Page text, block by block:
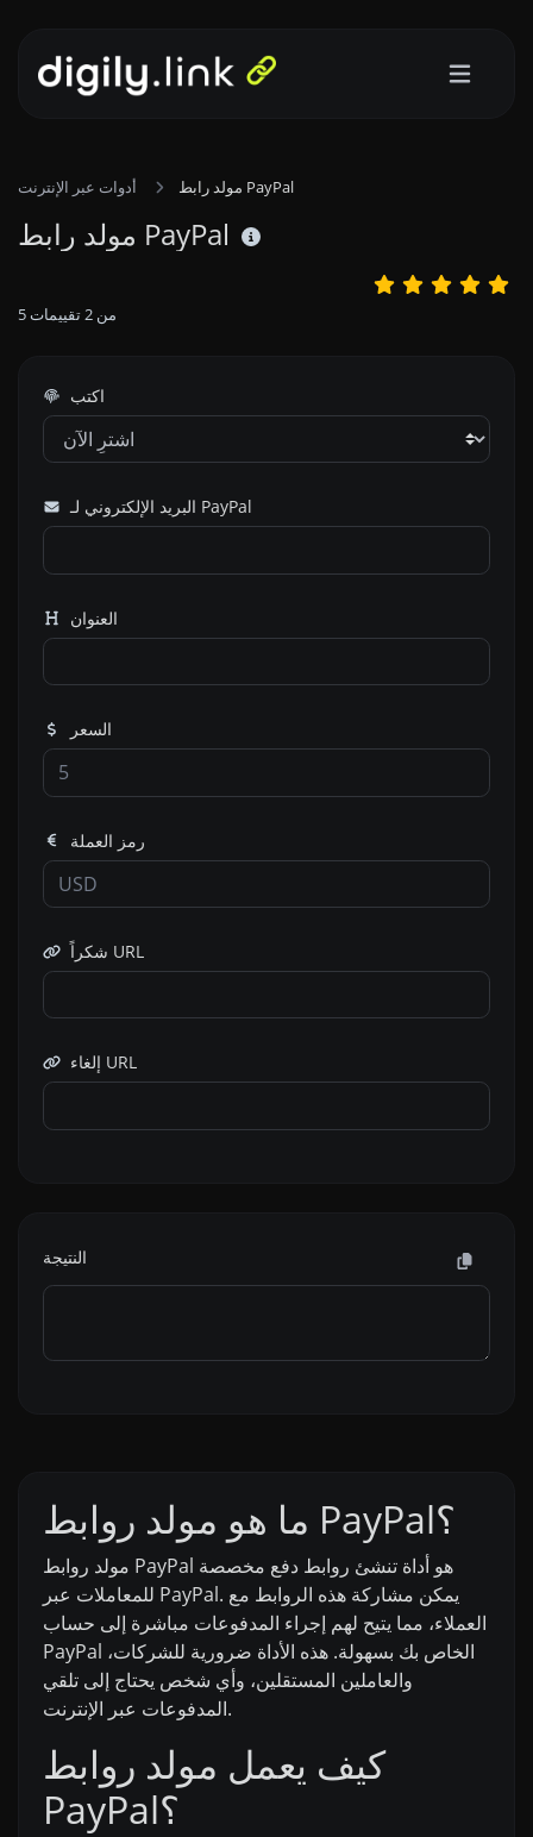
أدوات عبر الإنترنت مولد رابط PayPal
مولد رابط PayPal
5 من 2تقييمات
اكتب
البريد الإلكتروني لـ PayPal
العنوان
السعر
رمز العملة
شكراً URL
إلغاء URL
النتيجة
ما هو مولد روابط PayPal؟
مولد روابط PayPal هو أداة تنشئ روابط دفع مخصصة
للمعاملات عبر PayPal. يمكن مشاركة هذه الروابط مع
العملاء، مما يتيح لهم إجراء المدفوعات مباشرة إلى حساب
PayPal الخاص بك بسهولة. هذه الأداة ضرورية للشركات،
والعاملين المستقلين، وأي شخص يحتاج إلى تلقي
المدفوعات عبر الإنترنت.
كيف يعمل مولد روابط
PayPal؟